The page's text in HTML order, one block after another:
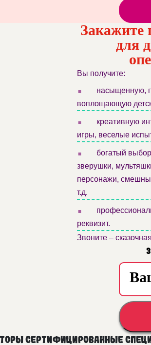
Закажите
для
Вы получите:
.
насыщенную,
воплощающую
.
креативную
игры, веселые
.
богатый
зверушки,
персонажи,
т.д.
.
реквизит.
Звоните –
сертифицированные